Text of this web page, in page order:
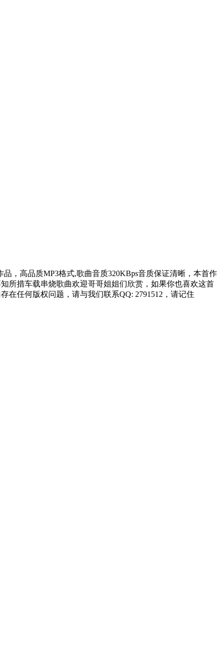
品，高品质MP3格式,歌曲音质320KBps音质保证清晰，本首作
所措车载串烧歌曲欢迎哥哥姐姐们欣赏，如果你也喜欢这首
在任何版权问题，请与我们联系QQ: 2791512，请记住